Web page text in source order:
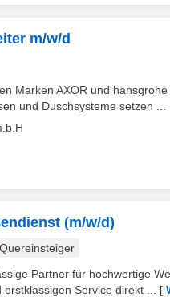
m/w/d
Marken AXOR und
und Duschsysteme setzen ...
(m/w/d)
Quereinsteiger
Partner für hochwertige
Service direkt ...
[